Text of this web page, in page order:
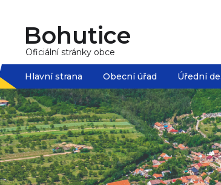
Bohutice
Oficiální stránky obce
Hlavní strana Obecní úřad Úřední